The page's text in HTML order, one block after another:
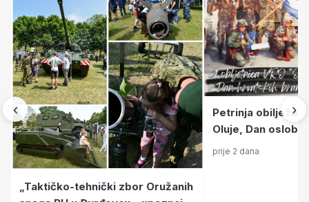
‹
„Taktičko-tehnički zbor Oružanih
Petrinja
Oluje, Dan
hrvatskih
prije 2 dana
›